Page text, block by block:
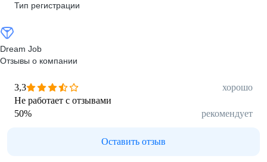
Тип регистрации
Dream Job
Отзывы о компании
3,3
хорошо
Не работает с отзывами
50% рекомендует
Оставить отзыв